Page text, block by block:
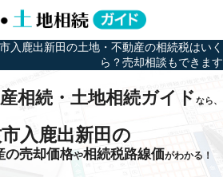
入鹿出新田の土地・不動産の相続税はいく
ら？売却相談もできます
相続・土地相続ガイドなら、
入鹿出新田の
の売却価格や相続税路線価がわかる！